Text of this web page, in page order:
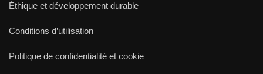
Éthique et développement durable
Conditions d’utilisation
Politique de confidentialité et cookie